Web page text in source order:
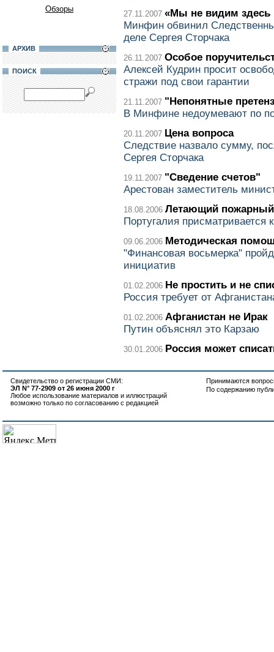
Обзоры
АРХИВ
ПОИСК
27.11.2007 «Мы не видим здесь
Минфин обвинил
деле Сергея Сторчака
26.11.2007 Особое
Алексей Кудрин просит
стражи под свои гарантии
21.11.2007 "Непонятные
В Минфине недоумевают по
20.11.2007 Цена вопроса
Следствие назвало сумму,
Сергея Сторчака
19.11.2007 "Сведение счетов"
Арестован заместитель
18.08.2006 Летающий пожарный
Португалия присматривается
09.06.2006 Методическая
"Финансовая восьмерка"
инициатив
01.02.2006 Не простить и не
Россия требует от
01.02.2006 Афганистан не Ирак
Путин объяснял это Карзаю
30.01.2006 Россия может
Свидетельство о регистрации СМИ:
ЭЛ N° 77-2909 от 26 июня 2000 г
Любое использование материалов и иллюстраций
возможно только по согласованию с редакцией
Принимаются
По содержанию